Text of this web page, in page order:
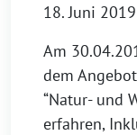
18. Juni 2019
Am
dem
“Natur- und
erfahren,